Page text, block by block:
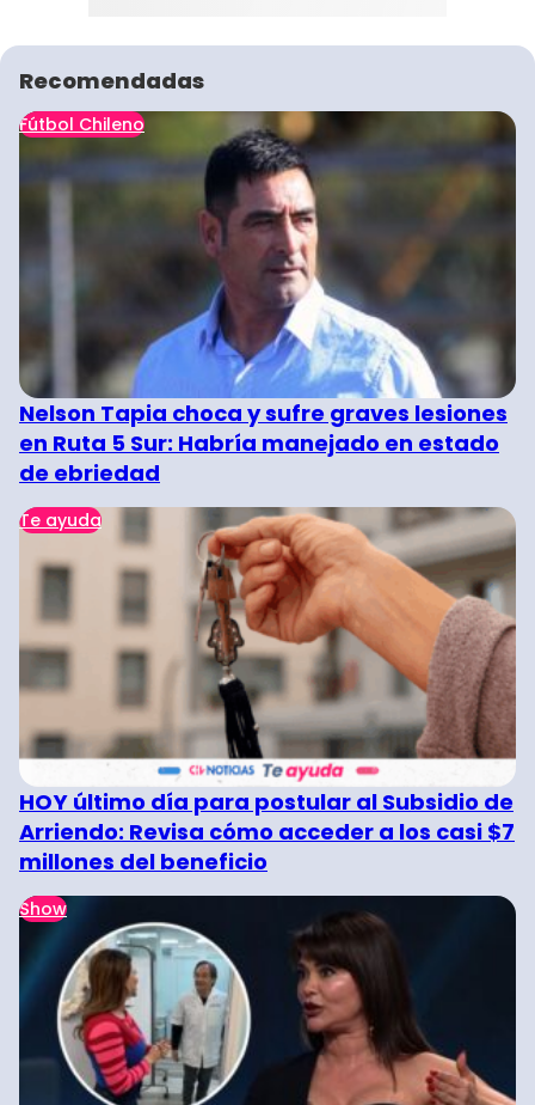
Recomendadas
Fútbol Chileno
Nelson Tapia choca y sufre graves lesiones
en Ruta 5 Sur: Habría manejado en estado
de ebriedad
Te ayuda
HOY último día para postular al Subsidio de
Arriendo: Revisa cómo acceder a los casi $7
millones del beneficio
Show